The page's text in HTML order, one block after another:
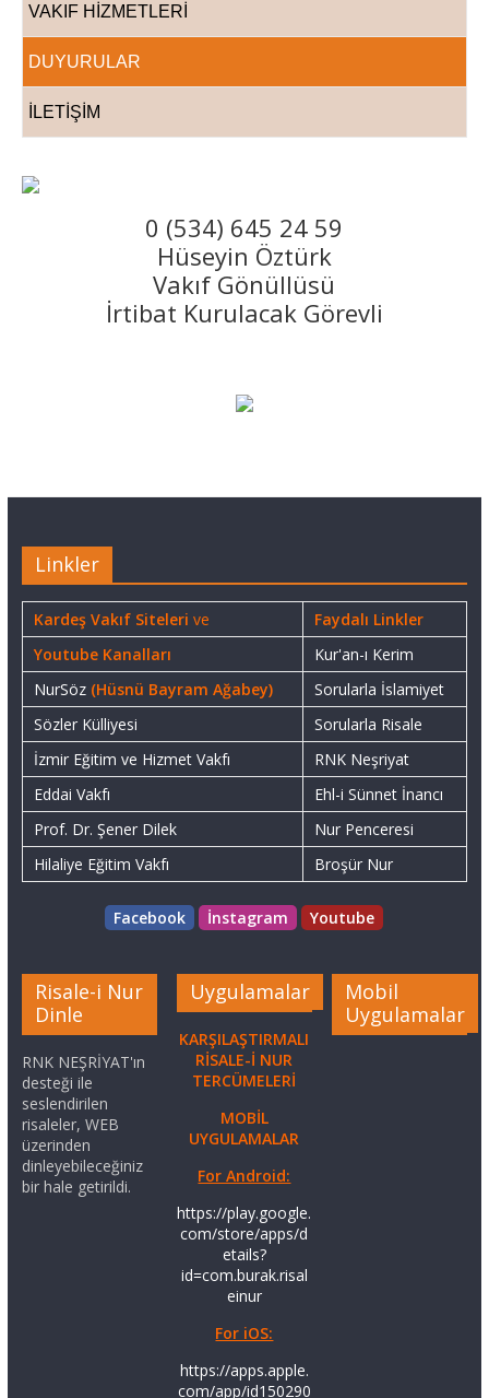
VAKIF HİZMETLERİ
DUYURULAR
İLETİŞİM
0 (534) 645 24 59
Hüseyin Öztürk
Vakıf Gönüllüsü
İrtibat Kurulacak Görevli
Linkler
Kardeş Vakıf Siteleri ve
Faydalı Linkler
Youtube Kanalları
Kur'an-ı Kerim
NurSöz (Hüsnü Bayram Ağabey)
Sorularla İslamiyet
Sözler Külliyesi
Sorularla Risale
İzmir Eğitim ve Hizmet Vakfı
RNK Neşriyat
Eddai Vakfı
Ehl-i Sünnet İnancı
Prof. Dr. Şener Dilek
Nur Penceresi
Hilaliye Eğitim Vakfı
Broşür Nur
Facebook İnstagram Youtube
Risale-i Nur
Dinle
RNK NEŞRİYAT'ın
desteği ile
seslendirilen
risaleler, WEB
üzerinden
dinleyebileceğiniz
bir hale getirildi.
Uygulamalar
KARŞILAŞTIRMALI
RİSALE-İ NUR
TERCÜMELERİ
MOBİL
UYGULAMALAR
For Android:
https://play.google.
com/store/apps/d
etails?
id=com.burak.risal
einur
For iOS:
https://apps.apple.
com/app/id150290
Mobil
Uygulamalar